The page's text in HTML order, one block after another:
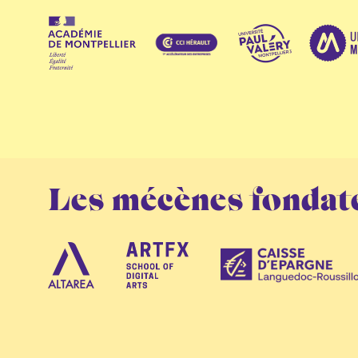
Les mécènes